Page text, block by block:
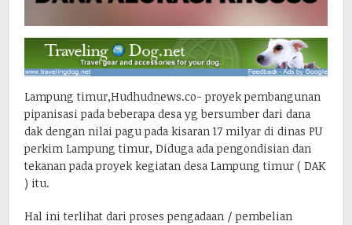
Lampung timur,Hudhudnews.co- proyek pembangunan
pipanisasi pada beberapa desa yg bersumber dari dana
dak dengan nilai pagu pada kisaran 17 milyar di dinas PU
perkim Lampung timur, Diduga ada pengondisian dan
tekanan pada proyek kegiatan desa Lampung timur ( DAK
) itu.
Hal ini terlihat dari proses pengadaan / pembelian